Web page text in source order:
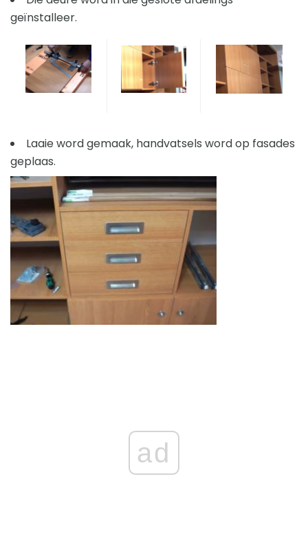
geïnstalleer.
Laaie word gemaak, handvatsels word op fasades
geplaas.
ad